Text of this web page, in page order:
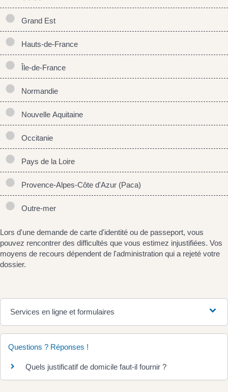
Grand Est
Hauts-de-France
Île-de-France
Normandie
Nouvelle Aquitaine
Occitanie
Pays de la Loire
Provence-Alpes-Côte d'Azur (Paca)
Outre-mer
Lors d'une demande de carte d'identité ou de passeport, vous
pouvez rencontrer des difficultés que vous estimez injustifiées. Vos
moyens de recours dépendent de l'administration qui a rejeté votre
dossier.
Services en ligne et formulaires
Questions ? Réponses !
Quels justificatif de domicile faut-il fournir ?